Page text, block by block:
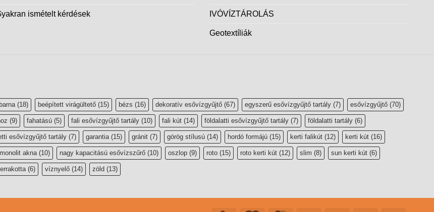
ismételt kérdések IVÓVÍZTÁROLÁS
Geotextíliák
barna (18) beépített virágültető (15) bézs (16) dekoratív esővízgyűjtő (67) egyszerű esővízgyűjtő tartály (7) esővízgyűjtő (70)
(9) fahatású (5) fali esővízgyűjtő tartály (10) fali kút (14) földalatti esővízgyűjtő tartály (7) földalatti tartály (6)
esővízgyűjtő tartály (7) garantia (15) gránit (7) görög stílusú (14) hordó formájú (15) kerti falikút (12) kerti kút (16)
monolit akna (10) nagy kapacitású esővízszűrő (10) oszlop (9) roto (15) roto kerti kút (12) slim (8) sun kerti kút (6)
(6) víznyelő (14) zöld (13)